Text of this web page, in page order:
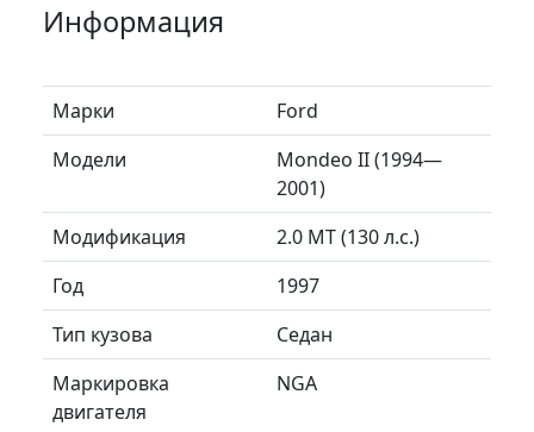
Информация
Марки
Ford
Модели
Mondeo II (1994—
2001)
Модификация
2.0 MT (130 л.с.)
Год
1997
Тип кузова
Седан
Маркировка
двигателя
NGA